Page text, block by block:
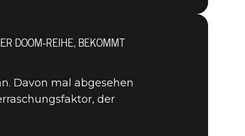
DOOM-REIHE, BEKOMMT
Davon mal abgesehen
der